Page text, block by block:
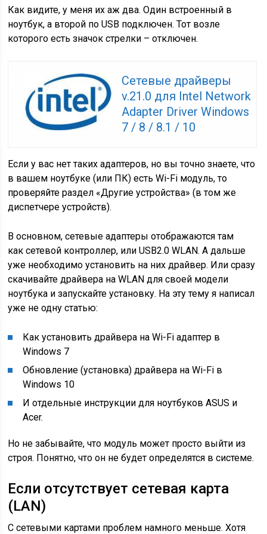
Как видите, у меня их аж два. Один встроенный в
ноутбук, а второй по USB подключен. Тот возле
которого есть значок стрелки – отключен.
Сетевые драйверы
v.21.0 для Intel Network
Adapter Driver Windows
7 / 8 / 8.1 / 10
Если у вас нет таких адаптеров, но вы точно знаете, что
в вашем ноутбуке(или ПК) есть Wi-Fi модуль, то
проверяйте раздел «Другие устройства»(в том же
диспетчере устройств).
В основном, сетевые адаптеры отображаются там
как сетевой контроллер, или USB2.0 WLAN. А дальше
уже необходимо установить на них драйвер. Или сразу
скачивайте драйвера на WLAN для своей модели
ноутбука и запускайте установку. На эту тему я написал
уже не одну статью:
Как установить драйвера на Wi-Fi адаптер в
Windows 7
Обновление (установка) драйвера на Wi-Fi в
Windows 10
И отдельные инструкции для ноутбуков ASUS и
Acer.
Но не забывайте, что модуль может просто выйти из
строя. Понятно, что он не будет определятся в системе.
Если отсутствует сетевая карта
(LAN)
С сетевыми картами проблем намного меньше. Хотя